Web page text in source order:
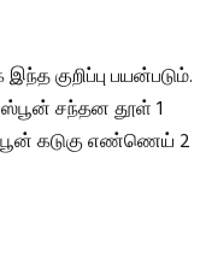
குறிப்பு பயன்படும்.
சந்தன தூள் 1
ஸ்பூன் கடுகு எண்ணெய் 2